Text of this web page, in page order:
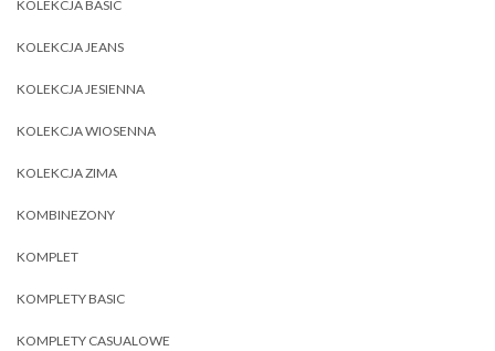
KOLEKCJA BASIC
KOLEKCJA JEANS
KOLEKCJA JESIENNA
KOLEKCJA WIOSENNA
KOLEKCJA ZIMA
KOMBINEZONY
KOMPLET
KOMPLETY BASIC
KOMPLETY CASUALOWE